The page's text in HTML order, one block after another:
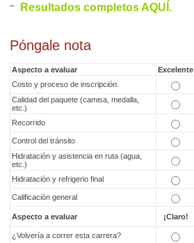
Resultados completos AQUÍ.
Póngale nota
Aspecto a evaluar Excelente
Costo y proceso de inscripción.
Calidad del paquete (camisa, medalla,
etc.)
Recorrido
Control del tránsito
Hidratación y asistencia en ruta (agua,
etc.)
Hidratación y refrigerio final
Calificación general
Aspecto a evaluar ¡Claro!
¿Volvería a correr esta carrera?